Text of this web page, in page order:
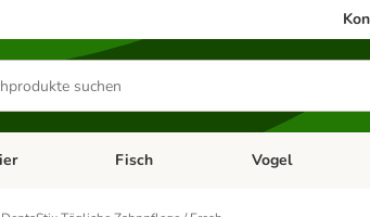
Menü öffnen: Hundefutter & Zubehör
Kategorie-Menü öffnen: Kleintier
Fisch Kategorie-Menü
Vogel